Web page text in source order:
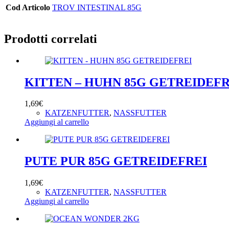
Cod Articolo TROV INTESTINAL 85G
Prodotti correlati
KITTEN – HUHN 85G
1,69€
KATZENFUTTER, NASSFUTTER
Aggiungi al carrello
PUTE PUR 85G GETREIDEFREI
1,69€
KATZENFUTTER, NASSFUTTER
Aggiungi al carrello